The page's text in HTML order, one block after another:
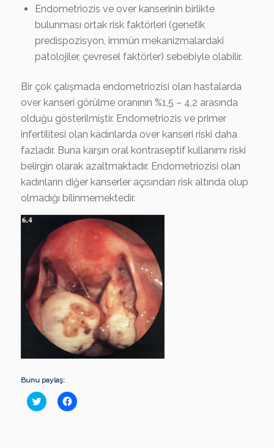
Endometriozis ve over kanserinin birlikte
bulunması ortak risk faktörleri (genetik
predispozisyon, immün mekanizmalardaki
patolojiler, çevresel faktörler) sebebiyle olabilir.
Bir çok çalışmada endometriozisi olan hastalarda
over kanseri görülme oranının %1,5 – 4,2 arasında
olduğu gösterilmiştir. Endometriozis ve primer
infertilitesi olan kadınlarda over kanseri riski daha
fazladır. Buna karşın oral kontraseptif kullanımı riski
belirgin olarak azaltmaktadır. Endometriozisi olan
kadınların diğer kanserler açısından risk altında olup
olmadığı bilinmemektedir.
Bunu paylaş:
Click
to
Facebook'ta
paylaşmak